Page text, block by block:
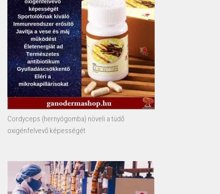
Cordyceps (hernyógomba) növeli a tüdő
oxigénfelvevő képességét